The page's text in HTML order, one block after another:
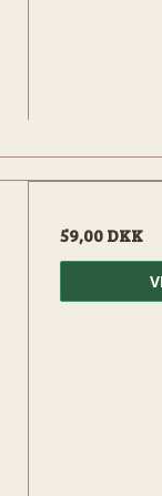
59,00 DKK